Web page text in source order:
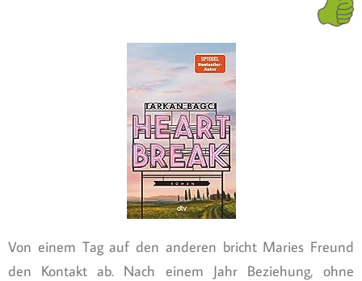
Von einem Tag auf den anderen bricht Maries Freund
den Kontakt ab. Nach einem Jahr Beziehung, ohne